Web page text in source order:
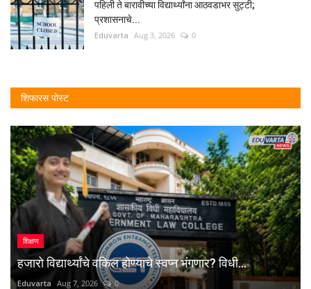
पहिली ते बारावीच्या विद्यार्थ्यांना आठवडाभर सुट्टी;
प्रशासनाचे...
Eduvarta Aug 3, 2026 0
शिफारस पोस्ट
शिक्षण
हजारो विद्यार्थ्यांचे वकिल होण्याचे स्वप्न भंगणार? विधी...
Eduvarta Aug 7, 2026 0